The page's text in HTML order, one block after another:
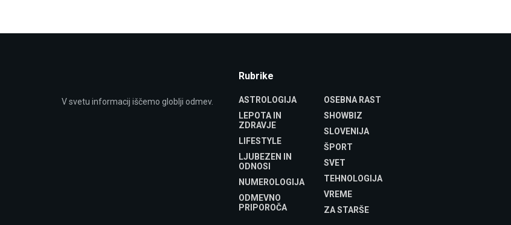
V svetu informacij iščemo globlji odmev.
Rubrike
ASTROLOGIJA
LEPOTA IN
ZDRAVJE
LIFESTYLE
LJUBEZEN IN
ODNOSI
NUMEROLOGIJA
ODMEVNO
PRIPOROČA
OSEBNA RAST
SHOWBIZ
SLOVENIJA
ŠPORT
SVET
TEHNOLOGIJA
VREME
ZA STARŠE